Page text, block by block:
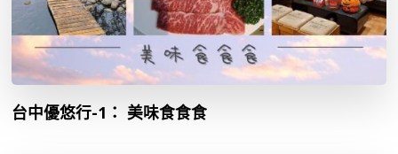
台中優悠行-1： 美味食食食